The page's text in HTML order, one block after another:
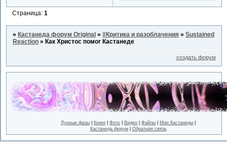
Страница:1
»Кастанеда форум Original »#Критика и разоблачения »Sustained
Reaction »Как Христос помог Кастанеде
создать форум
Лунные фазы Книги Фото Видео Файлы Мир Кастанеды
Кастанеда форум| Обратная связь